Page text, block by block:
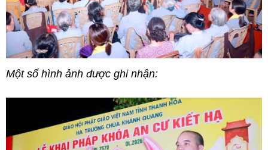
Một số hình ảnh được ghi nhận: